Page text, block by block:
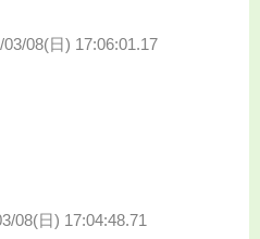
03/08(日) 17:06:01.17
08(日) 17:04:48.71